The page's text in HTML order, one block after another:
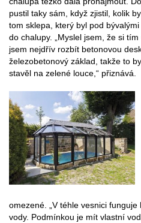
pustil taky sám, když zjistil, kolik
tom sklepa, který byl pod
do chalupy. „Myslel jsem, že si
jsem nejdřív rozbít betonovou
železobetonový základ, takže to
stavěl na zelené louce,“ přiznává.
omezené. „V téhle vesnici
vody. Podmínkou je mít vlastní